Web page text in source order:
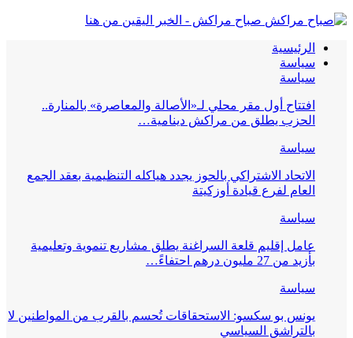
صباح مراكش - الخبر اليقين من هنا
الرئيسية
سياسة
سياسة
افتتاح أول مقر محلي لـ«الأصالة والمعاصرة» بالمنارة..
الحزب يطلق من مراكش دينامية…
سياسة
الاتحاد الاشتراكي بالحوز يجدد هياكله التنظيمية بعقد الجمع
العام لفرع قيادة أوزكيتة
سياسة
عامل إقليم قلعة السراغنة يطلق مشاريع تنموية وتعليمية
بأزيد من 27 مليون درهم احتفاءً…
سياسة
يونس بو سكسو: الاستحقاقات تُحسم بالقرب من المواطنين لا
بالتراشق السياسي